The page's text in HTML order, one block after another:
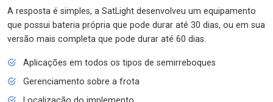
A resposta é simples, a SatLight desenvolveu um equipamento
que possui bateria própria que pode durar até 30 dias, ou em sua
versão mais completa que pode durar até 60 dias.
Aplicações em todos os tipos de semirreboques
Gerenciamento sobre a frota